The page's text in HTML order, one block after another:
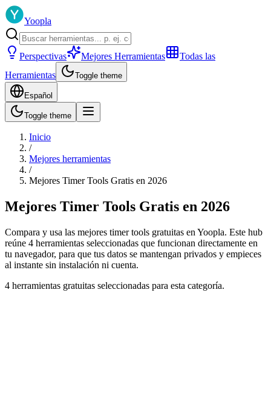
Yoopla
Perspectivas Mejores Herramientas
Todas las
Herramientas
Toggle theme
Español
Toggle theme
Inicio
/
Mejores herramientas
/
Mejores Timer Tools Gratis en 2026
Mejores Timer Tools Gratis en 2026
Compara y usa las mejores timer tools gratuitas en Yoopla. Este hub
reúne 4 herramientas seleccionadas que funcionan directamente en
tu navegador, para que tus datos se mantengan privados y empieces
al instante sin instalación ni cuenta.
4 herramientas gratuitas seleccionadas para esta categoría.